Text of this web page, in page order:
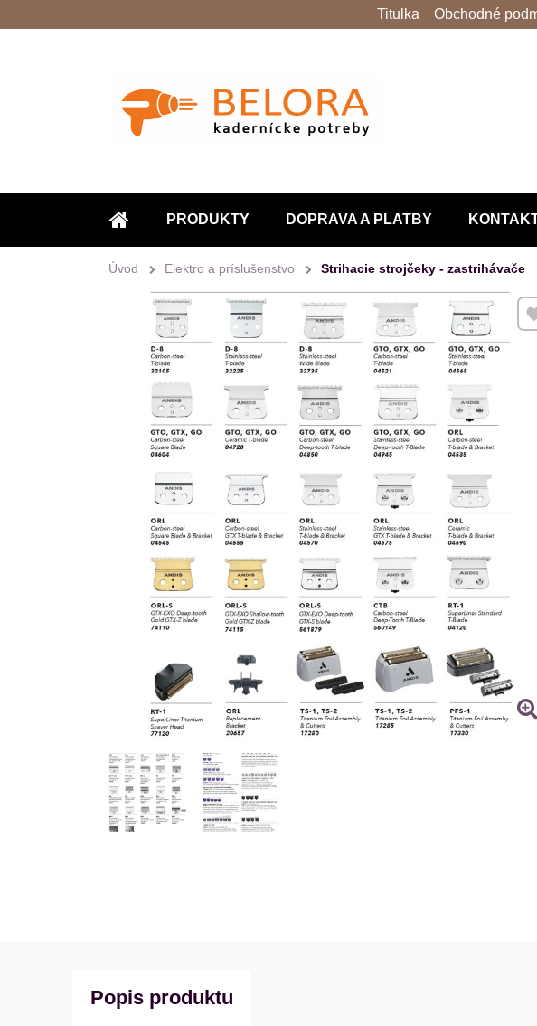
ÚVOD
PRODUKTY DOPRAVA A PLATBY
Titulka Obchodné
Úvod Elektro a príslušenstvo Strihacie strojčeky - zastrihávače
Popis produktu